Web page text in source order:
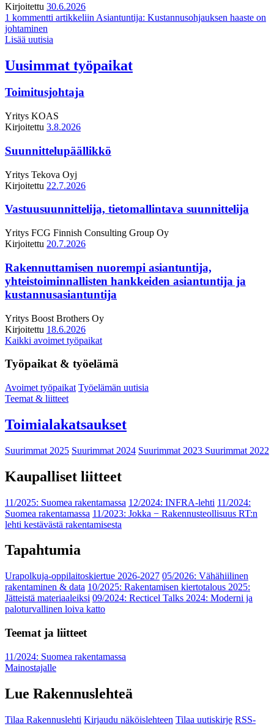
Kirjoitettu 30.6.2026
1 kommentti artikkeliin Asiantuntija: Kustannusohjauksen haaste on
johtaminen
Lisää uutisia
Uusimmat työpaikat
Toimitusjohtaja
Yritys KOAS
Kirjoitettu 3.8.2026
Suunnittelupäällikkö
Yritys Tekova Oyj
Kirjoitettu 22.7.2026
Vastuusuunnittelija, tietomallintava suunnittelija
Yritys FCG Finnish Consulting Group Oy
Kirjoitettu 20.7.2026
Rakennuttamisen nuorempi asiantuntija,
yhteistoiminnallisten hankkeiden asiantuntija ja
kustannusasiantuntija
Yritys Boost Brothers Oy
Kirjoitettu 18.6.2026
Kaikki avoimet työpaikat
Työpaikat & työelämä
Avoimet työpaikat Työelämän uutisia
Teemat & liitteet
Toimialakatsaukset
Suurimmat 2025 Suurimmat 2024 Suurimmat 2023 Suurimmat 2022
Kaupalliset liitteet
11/2025: Suomea rakentamassa 12/2024: INFRA-lehti 11/2024:
Suomea rakentamassa 11/2023: Jokka − Rakennusteollisuus RT:n
lehti kestävästä rakentamisesta
Tapahtumia
Urapolkuja-oppilaitoskiertue 2026-2027 05/2026: Vähähiilinen
rakentaminen & data 10/2025: Rakentamisen kiertotalous 2025:
Jätteistä materiaaleiksi 09/2024: Recticel Talks 2024: Moderni ja
paloturvallinen loiva katto
Teemat ja liitteet
11/2024: Suomea rakentamassa
Mainostajalle
Lue Rakennuslehteä
Tilaa Rakennuslehti Kirjaudu näköislehteen Tilaa uutiskirje RSS-